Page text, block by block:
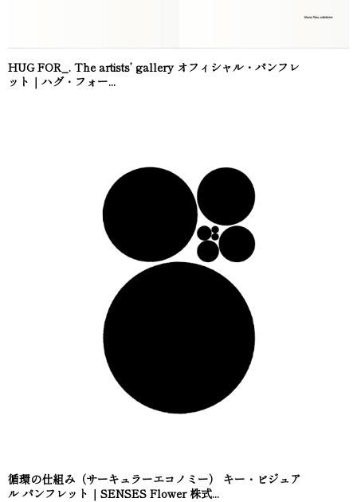
HUG FOR_. The artists’ gallery オフィシャル・パンフレ
ット｜ハグ・フォー...
循環の仕組み（サーキュラーエコノミー） キー・ビジュア
ル パンフレット｜SENSES Flower 株式...